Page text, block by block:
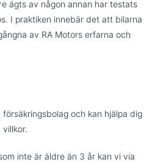
ägts av någon annan har testats
I praktiken innebär det att bilarna
av RA Motors erfarna och
och kan hjälpa dig
inte är äldre än 3 år kan vi via